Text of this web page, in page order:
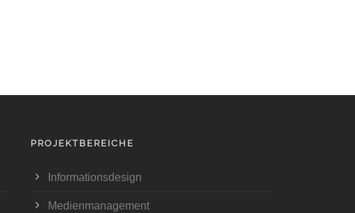
PROJEKTBEREICHE
Informationsdesign
Medienmanagement